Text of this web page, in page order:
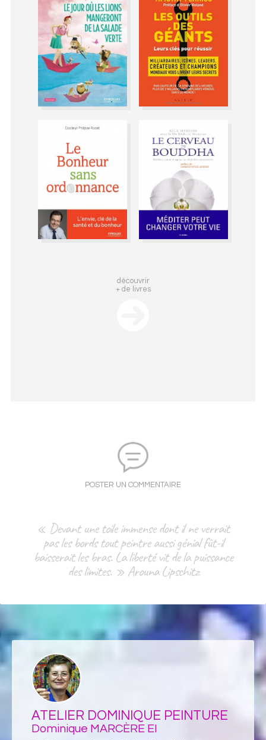
découvrir
+ de livres
POSTER UN COMMENTAIRE
« Devant une toile immense dont il ne verrait
pas les bords tout peintre aussi génial fût-il
baisserait les bras. La liberté vit de la puissance
des limites. » Arouna Lipschitz
ATELIER DOMINIQUE PEINTURE
Dominique MARCÈRE EI